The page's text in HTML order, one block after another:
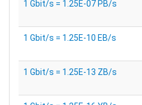
1 Gbit/s = 1.25E-07 PB/s
1 Gbit/s = 1.25E-10 EB/s
1 Gbit/s = 1.25E-13 ZB/s